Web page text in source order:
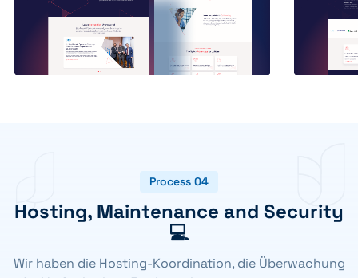
Process 04
Hosting, Maintenance and Security
💻
Wir haben die Hosting-Koordination, die Überwachung